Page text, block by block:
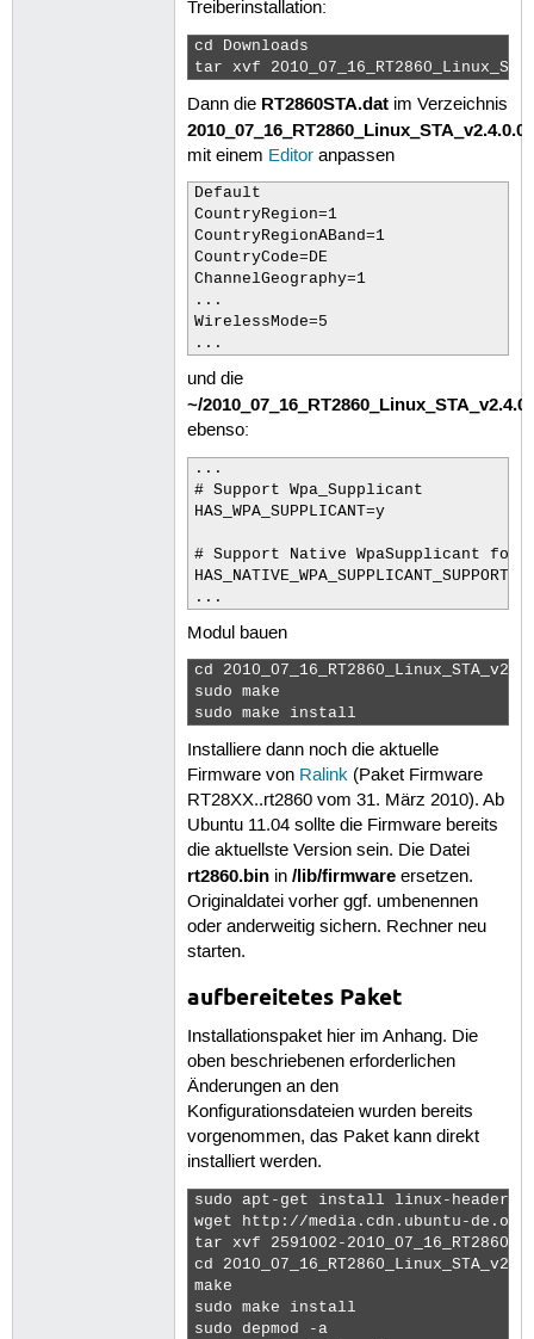
Treiberinstallation:
cd Downloads
tar xvf
Dann die RT2860STA.datim Verzeichnis
2010_07_16_RT2860_Linux_STA_v2.4.0.0
mit einem Editoranpassen
Default
CountryRegion=1
CountryRegionABand=1
CountryCode=DE
ChannelGeography=1
...
WirelessMode=5
...
und die
~/
ebenso:
...
# Support Wpa_Supplicant
HAS_WPA_SUPPLICANT=y
# Support Native WpaSupplicant for
HAS_NATIVE_WPA_SUPPLICANT_SUPPORT=y
...
Modul bauen
cd
sudo make
sudo make install
Installiere dann noch die aktuelle
Firmware von Ralink(Paket Firmware
RT28XX..rt2860 vom 31. März 2010). Ab
Ubuntu 11.04 sollte die Firmware bereits
die aktuellste Version sein. Die Datei
rt2860.binin /lib/firmwareersetzen.
Originaldatei vorher ggf. umbenennen
oder anderweitig sichern. Rechner neu
starten.
aufbereitetes Paket
Installationspaket hier im Anhang. Die
oben beschriebenen erforderlichen
Änderungen an den
Konfigurationsdateien wurden bereits
vorgenommen, das Paket kann direkt
installiert werden.
sudo apt-get install linux-
wget http://media.cdn.ubuntu-de.org/
tar xvf 2591002-
cd
make
sudo make install
sudo depmod -a